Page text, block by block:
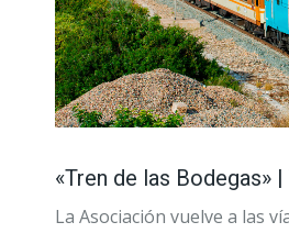
«Tren de las Bodegas»
La Asociación vuelve a las